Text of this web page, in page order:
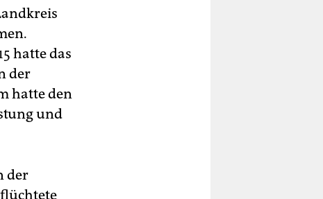
hatte das
der
hatte den
und
der